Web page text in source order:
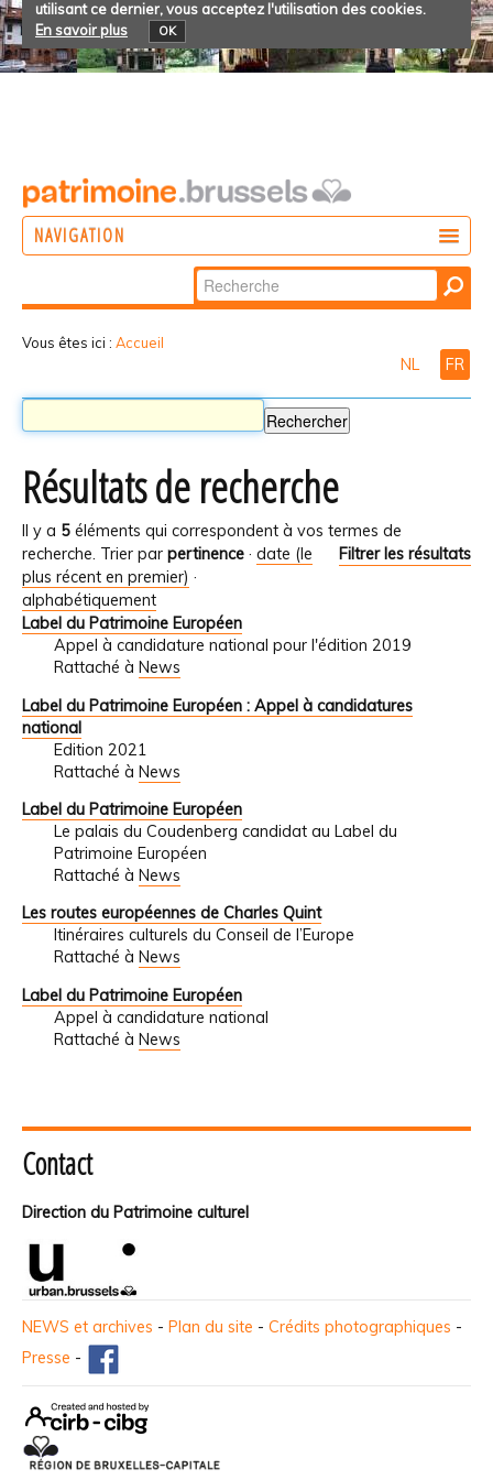
utilisant ce dernier, vous acceptez l'utilisation des cookies.
En savoir plus
OK
NAVIGATION
Chercher par
Recherche
Vous êtes ici : Accueil
NL FR
Résultats de recherche
Il y a 5 éléments qui correspondent à vos termes de
recherche.
Filtrer les résultats
Trier par pertinence · date (le
plus récent en premier) ·
alphabétiquement
Label du Patrimoine Européen
Appel à candidature national pour l'édition 2019
Rattaché à News
Label du Patrimoine Européen : Appel à candidatures
national
Edition 2021
Rattaché à News
Label du Patrimoine Européen
Le palais du Coudenberg candidat au Label du
Patrimoine Européen
Rattaché à News
Les routes européennes de Charles Quint
Itinéraires culturels du Conseil de l’Europe
Rattaché à News
Label du Patrimoine Européen
Appel à candidature national
Rattaché à News
Contact
Direction du Patrimoine culturel
NEWS et archives - Plan du site - Crédits photographiques -
Presse -